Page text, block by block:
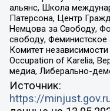
альянс, Школа
Патерсона, Центр
Немцова за Свободу,
свободу, Феминистское
Комитет
Occupation of Karelia,
медиа, Либерально-
Источник:
https://